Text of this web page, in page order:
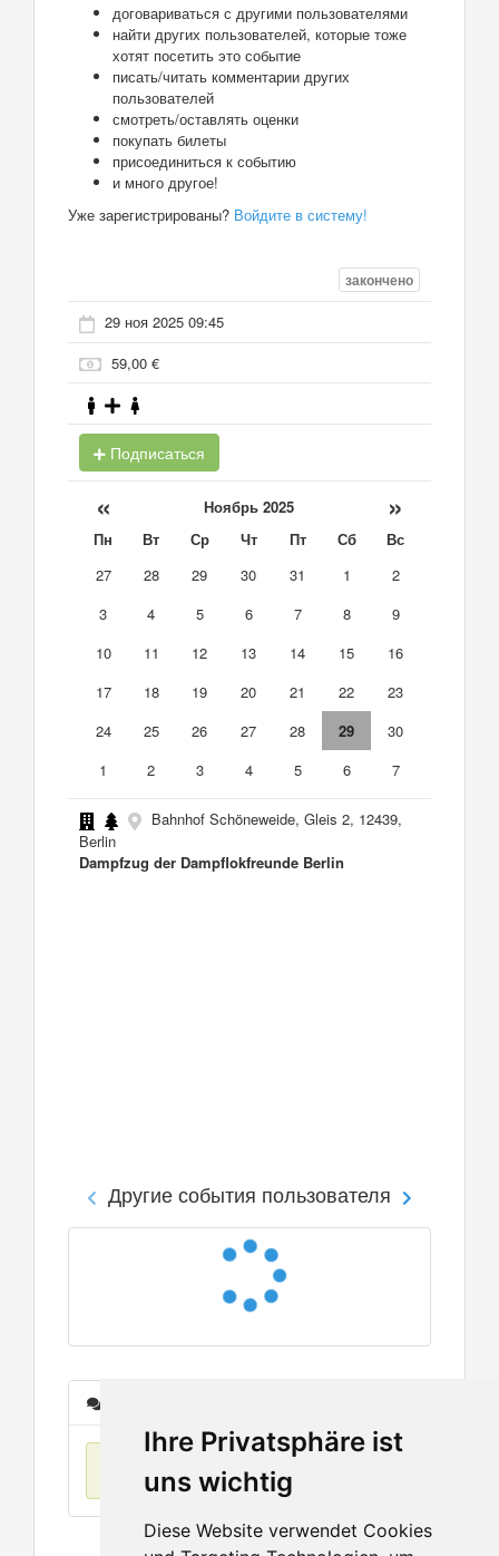
Ihre Privatsphäre ist
uns wichtig
Diese Website verwendet Cookies
договариваться с другими пользователями
найти других пользователей, которые тоже
хотят посетить это событие
писать/читать комментарии других
пользователей
смотреть/оставлять оценки
покупать билеты
присоединиться к событию
и много другое!
Уже зарегистрированы? Войдите в систему!
закончено
29 ноя 2025 09:45
59,00 €
Подписаться
« Ноябрь 2025 »
Пн Вт Ср Чт Пт Сб
Вс
27
28 29 30 31 1
2
3
4 5 6 7 8
9
10
11 12 13 14 15
16
17
18 19 20 21 22
23
24
25 26 27 28 29
30
1
2 3 4 5 6 7
Bahnhof Schöneweide, Gleis 2, 12439,
Berlin
Dampfzug der Dampflokfreunde Berlin
Другие события пользователя